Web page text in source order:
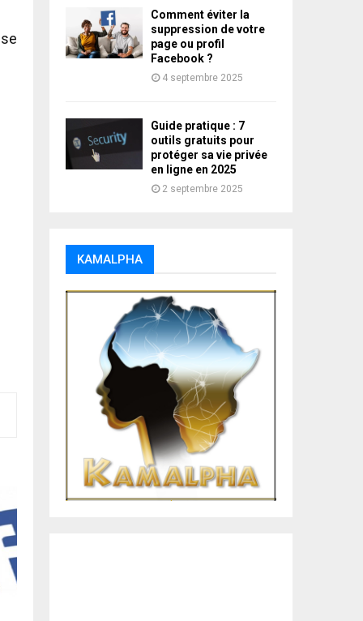
Comment éviter la
suppression de votre
page ou profil
Facebook ?
4 septembre 2025
Guide pratique : 7
outils gratuits pour
protéger sa vie privée
en ligne en 2025
2 septembre 2025
KAMALPHA